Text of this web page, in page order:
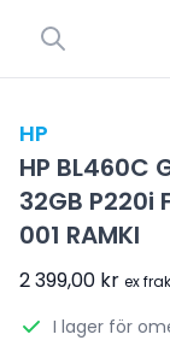
HP
HP BL460C
32GB P220i
001 RAMKI
2 399,00 kr ex
I lager för